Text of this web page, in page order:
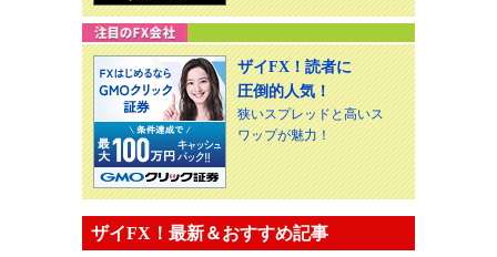
ザイFX！読者に
圧倒的人気！
狭いスプレッドと高いス
ワップが魅力！
ザイFX！最新＆おすすめ記事